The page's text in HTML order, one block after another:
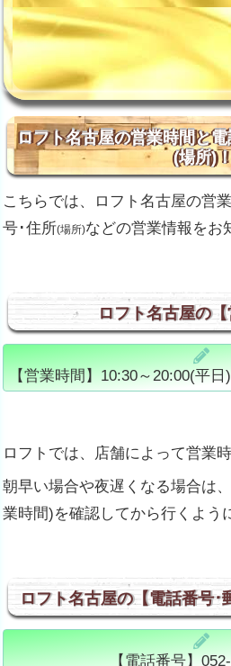
ロフト名古屋の営業時間と
(場所)！
こちらでは、ロフト名古屋の営
号･住所(場所)などの営業情報をお
ロフト名古屋の【
【営業時間】10:30～20:00(平
ロフトでは、店舗によって営業
朝早い場合や夜遅くなる場合は
業時間)を確認してから行くよう
ロフト名古屋の【電話番号･
【電話番号】